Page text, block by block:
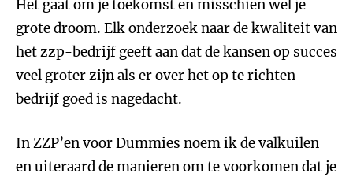
Het gaat om je toekomst en misschien wel je
grote droom. Elk onderzoek naar de kwaliteit van
het zzp-bedrijf geeft aan dat de kansen op succes
veel groter zijn als er over het op te richten
bedrijf goed is nagedacht.
In ZZP’en voor Dummies noem ik de valkuilen
en uiteraard de manieren om te voorkomen dat je